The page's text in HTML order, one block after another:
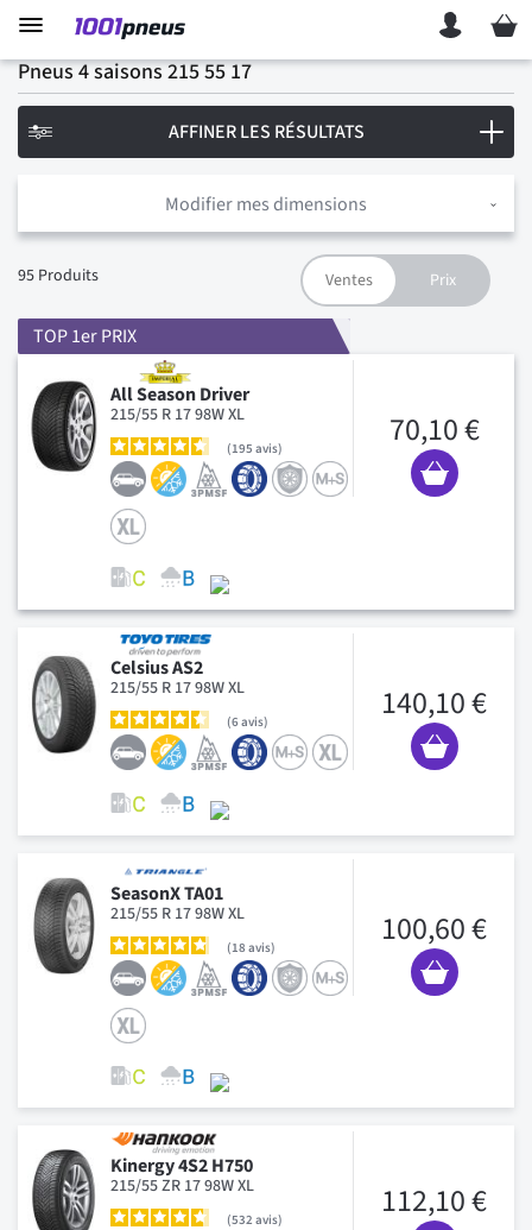
Mon
Pneus 4 saisons 215 55 17
Modifier mes dimensions
95 Produits
TOP 1er PRIX
All Season Driver
215/55 R 17 98W XL
195 avis 70,10 €
Celsius AS2
215/55 R 17 98W XL
6avis 140,10 €
SeasonX TA01
215/55 R 17 98W XL
18 avis 100,60 €
Kinergy 4S2 H750
215/55 ZR 17 98W XL
532 avis 112,10 €
AFFINER LES RÉSULTATS